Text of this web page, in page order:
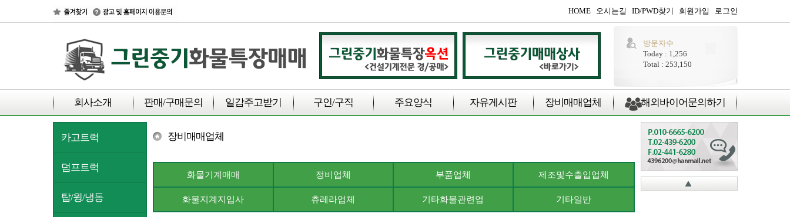
HOME 오시는길 ID/PWD찾기 회원가입 로그인
방문자수
Today : 1,256
Total : 253,150
회사소개 판매/구매문의 일감주고받기 구인/구직 주요양식 자유게시판 장비매매업체 해외바이어문의하기
카고트럭
덤프트럭
탑/윙/냉동
장비매매업체
화물기계매매 정비업체 부품업체 제조및수출입업체
화물지계지입사 츄레라업체 기타화물관련업 기타일반